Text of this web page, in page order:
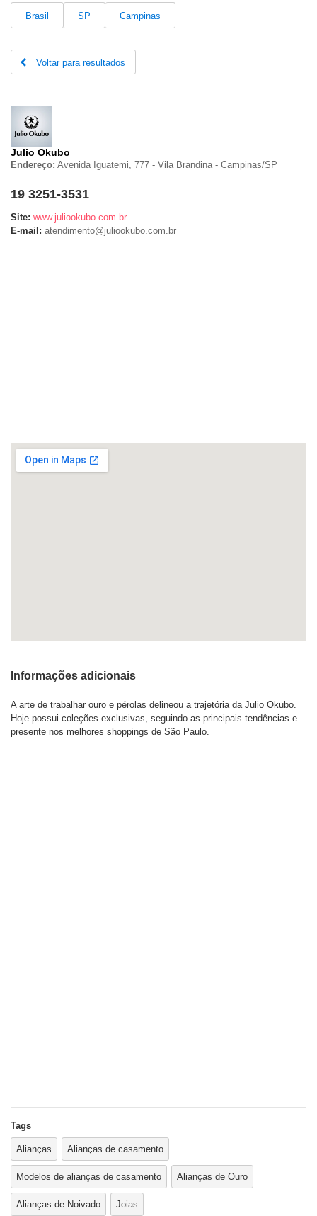
Brasil SP Campinas
Voltar para resultados
Julio Okubo
Endereço: Avenida Iguatemi, 777 - Vila Brandina- Campinas/SP
19 3251-3531
Site: www.juliookubo.com.br
E-mail: atendimento@juliookubo.com.br
Informações adicionais
A arte de trabalhar ouro e pérolas delineou a trajetória da Julio Okubo.
Hoje possui coleções exclusivas, seguindo as principais tendências e
presente nos melhores shoppings de São Paulo.
Tags
Alianças Alianças de casamento
Modelos de alianças de casamento Alianças de Ouro
Alianças de Noivado Joias